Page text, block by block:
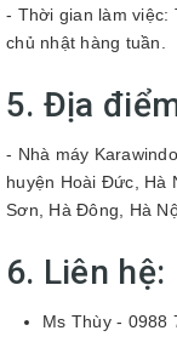
- Thời gian làm việc:
chủ nhật hàng tuần.
5. Địa
- Nhà máy
huyện Hoài Đức, Hà
Sơn, Hà
6. Liên hệ:
Ms Thùy - 0988